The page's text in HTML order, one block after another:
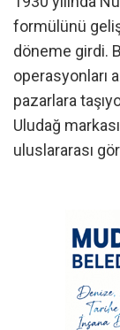
formülünü
döneme girdi.
operasyonları
pazarlara
Uludağ
uluslararası